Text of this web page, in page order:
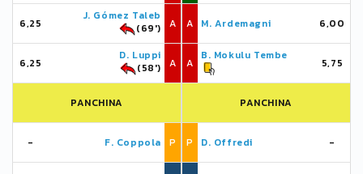
6,25
J. Gómez Taleb
(69')
A
6,25
D. Luppi
(58')
A
PANCHINA
- F. Coppola P
A M. Ardemagni 6,00
A
B. Mokulu Tembe
5,75
PANCHINA
P D. Offredi -